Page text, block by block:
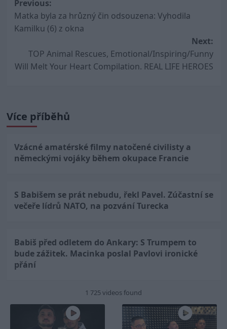
Post
navigation
Previous:
Matka byla za hrůzný čin odsouzena: Vyhodila
Kamilku (6) z okna
Next:
TOP Animal Rescues, Emotional/Inspiring/Funny
Will Melt Your Heart Compilation. REAL LIFE HEROES
Více příběhů
Vzácné amatérské filmy natočené civilisty a
německými vojáky během okupace Francie
S Babišem se prát nebudu, řekl Pavel. Zúčastní se
večeře lídrů NATO, na pozvání Turecka
Babiš před odletem do Ankary: S Trumpem to
bude zážitek. Macinka poslal Pavlovi ironické
přání
1 725 videos found